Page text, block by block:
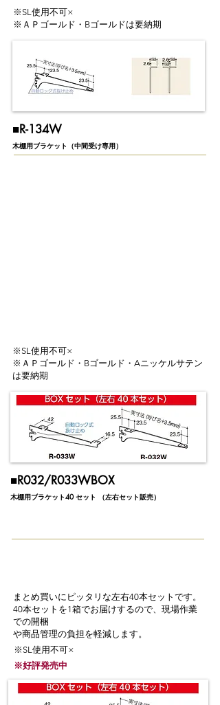
※SL使用不可×
※ＡＰゴールド・Bゴールドは要納期
​■​R-134W
木棚用ブラケット（中間受け専用）
※SL使用不可×
※ＡＰゴールド・Bゴールド・Aニッケルサテン
は要納期
​■R032/R033WBOX
木棚用ブラケット40 セット （左右セット販売）
まとめ買いにピッタリな左右40本セットです。
40本セットを1箱でお届けするので、現場作業
での開梱
や商品管理の負担を軽減します。
※SL使用不可×
※好評発売中